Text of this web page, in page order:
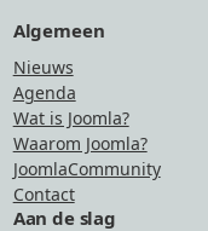
Algemeen
Nieuws
Agenda
Wat is Joomla?
Waarom Joomla?
JoomlaCommunity
Contact
Aan de slag